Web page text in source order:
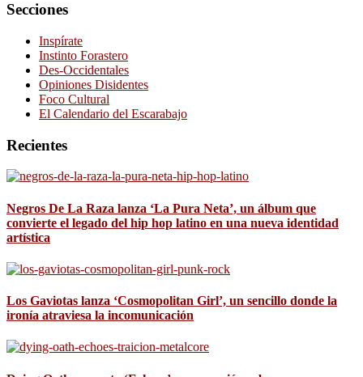
Secciones
Inspírate
Instinto Forastero
Des-Occidentales
Opiniones Disidentes
Foco Cultural
El Calendario del Escarabajo
Recientes
Negros De La Raza lanza ‘La Pura Neta’, un álbum que
convierte el legado del hip hop latino en una nueva identidad
artística
Los Gaviotas lanza ‘Cosmopolitan Girl’, un sencillo donde la
ironía atraviesa la incomunicación